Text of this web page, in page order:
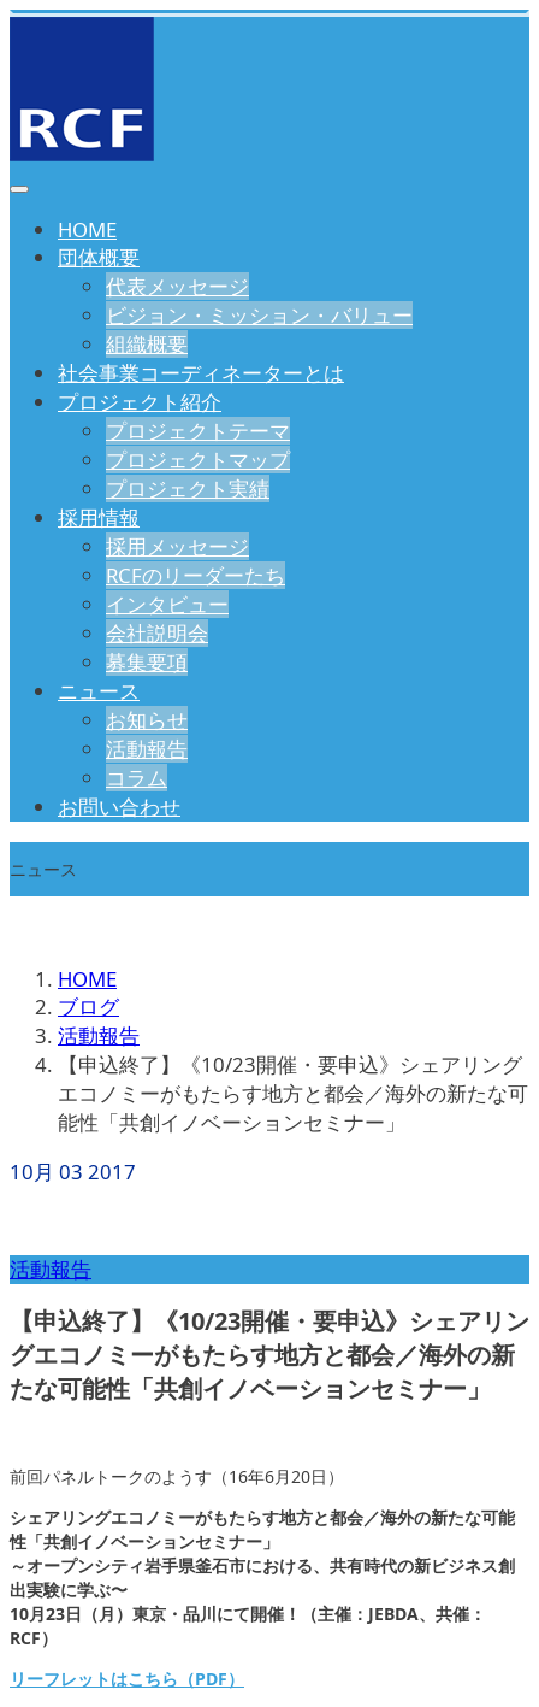
HOME
団体概要
代表メッセージ
ビジョン・ミッション・バリュー
組織概要
社会事業コーディネーターとは
プロジェクト紹介
プロジェクトテーマ
プロジェクトマップ
プロジェクト実績
採用情報
採用メッセージ
RCFのリーダーたち
インタビュー
会社説明会
募集要項
ニュース
お知らせ
活動報告
コラム
お問い合わせ
ニュース
HOME
ブログ
活動報告
【申込終了】《10/23開催・要申込》シェアリング
エコノミーがもたらす地方と都会／海外の新たな可
能性「共創イノベーションセミナー」
10月 03 2017
活動報告
【申込終了】《10/23開催・要申込》シェアリン
グエコノミーがもたらす地方と都会／海外の新
たな可能性「共創イノベーションセミナー」
前回パネルトークのようす（16年6月20日）
シェアリングエコノミーがもたらす地方と都会／海外の新たな可能
性「共創イノベーションセミナー」
～オープンシティ岩手県釜石市における、共有時代の新ビジネス創
出実験に学ぶ〜
10月23日（月）東京・品川にて開催！（主催：JEBDA、共催：
RCF）
リーフレットはこちら（PDF）